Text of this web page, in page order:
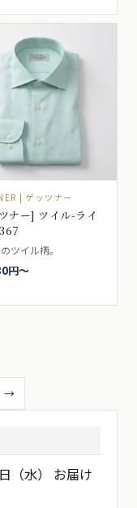
| ゲッツナー
ナー] ツイル-ライ
ツイル柄。
円〜
→
（水） お届け